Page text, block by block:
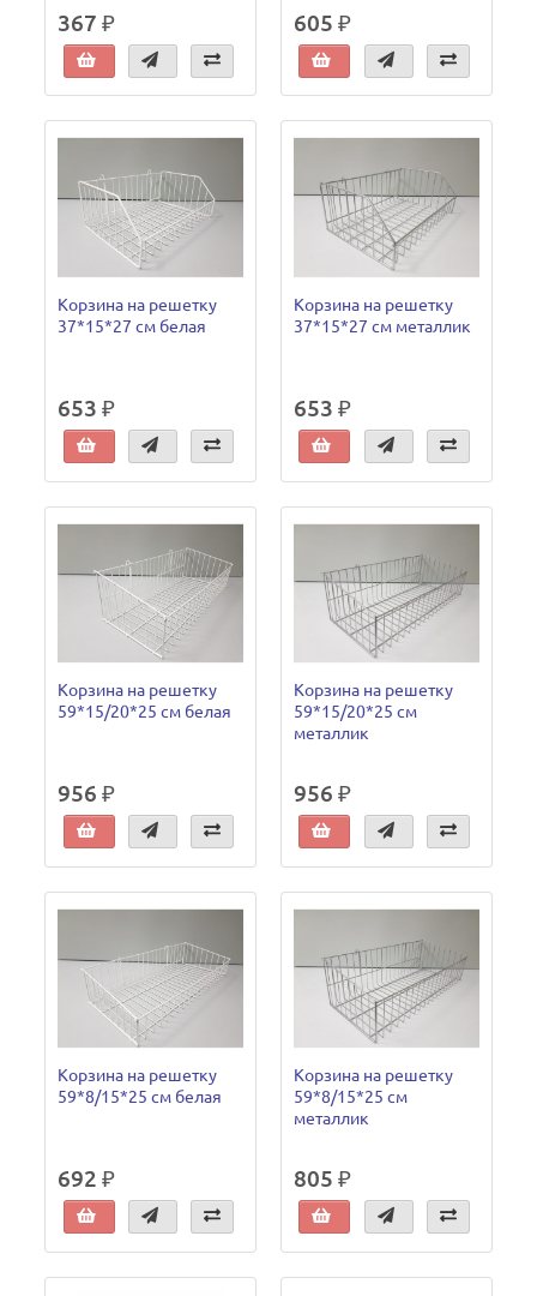
367 ₽ 605 ₽
Корзина на решетку
37*15*27 см белая
653 ₽
Корзина на решетку
37*15*27 см металлик
653 ₽
Корзина на решетку
59*15/20*25 см белая
956 ₽
Корзина на решетку
59*15/20*25 см
металлик
956 ₽
Корзина на решетку
59*8/15*25 см белая
692 ₽
Корзина на решетку
59*8/15*25 см
металлик
805 ₽